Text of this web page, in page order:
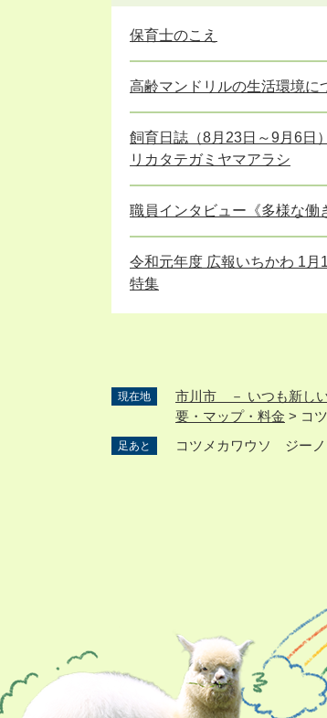
保育士のこえ
高齢マンドリルの生活環境に
飼育日誌（8月23日～9月6日
リカタテガミヤマアラシ
職員インタビュー《多様な働
令和元年度 広報いちかわ 1月
特集
現在地 市川市 － いつも新し
要・マップ・料金 > コ
足あと コツメカワウソ ジー